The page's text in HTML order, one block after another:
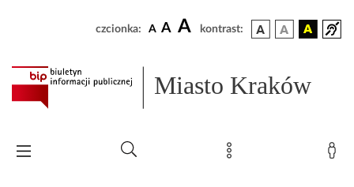
czcionka: A A A kontrast:
Miasto Kraków